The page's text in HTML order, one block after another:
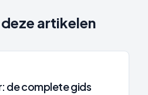
artikelen
de complete gids